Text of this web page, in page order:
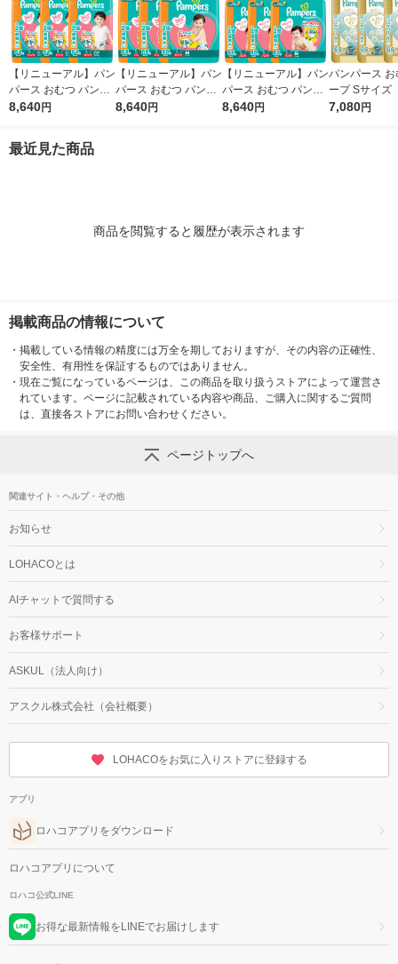
【リニューアル】パン
パース おむつ パンツ
ビッグサイズ（12〜2
らケア メガジャンボ
8,640円
【リニューアル】パン
パース おむつ パンツ
たっち Mサイズ（6〜
8,640円
【リニューアル】パン
パース おむつ パンツ
はいはい Mサイズ
8,640円
パンパース お
ープ Sサイズ
g）1セット（
7,080円
最近見た商品
商品を閲覧すると履歴が表示されます
掲載商品の情報について
・ 掲載している情報の精度には万全を期しておりますが、その内容の正確性、
安全性、有用性を保証するものではありません。
・ 現在ご覧になっているページは、この商品を取り扱うストアによって運営さ
れています。ページに記載されている内容や商品、ご購入に関するご質問
は、直接各ストアにお問い合わせください。
ページトップへ
関連サイト・ヘルプ・その他
お知らせ
LOHACOとは
AIチャットで質問する
お客様サポート
ASKUL（法人向け）
アスクル株式会社（会社概要）
LOHACOをお気に入りストアに登録する
アプリ
ロハコアプリをダウンロード
ロハコアプリについて
ロハコ公式LINE
お得な最新情報をLINEでお届けします